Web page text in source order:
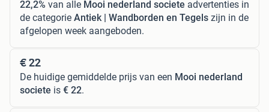
22,2% van alle Mooi nederland societe advertenties in
de categorie Antiek | Wandborden en Tegels zijn in de
afgelopen week aangeboden.
€ 22
De huidige gemiddelde prijs van een Mooi nederland
societe is € 22.